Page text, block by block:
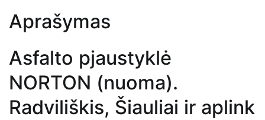
Aprašymas
Asfalto pjaustyklė
NORTON (nuoma).
Radviliškis, Šiauliai ir aplink